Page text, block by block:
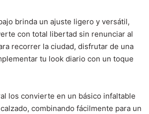
brinda un ajuste ligero y versátil,
con total libertad sin renunciar al
recorrer la ciudad, disfrutar de una
tu look diario con un toque
los convierte en un básico infaltable
combinando fácilmente para un